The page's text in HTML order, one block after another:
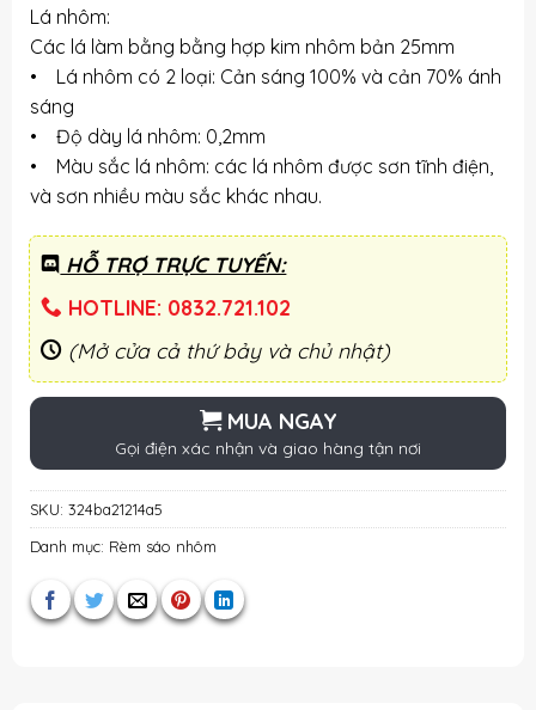
Lá nhôm:
Các lá làm bằng bằng hợp kim nhôm bản 25mm
• Lá nhôm có 2 loại: Cản sáng 100% và cản 70% ánh
sáng
• Độ dày lá nhôm: 0,2mm
• Màu sắc lá nhôm: các lá nhôm được sơn tĩnh điện,
và sơn nhiều màu sắc khác nhau.
HỖ TRỢ TRỰC TUYẾN:
HOTLINE: 0832.721.102
(Mở cửa cả thứ bảy và chủ nhật)
MUA NGAY
Gọi điện xác nhận và giao hàng tận nơi
SKU: 324ba21214a5
Danh mục: Rèm sáo nhôm